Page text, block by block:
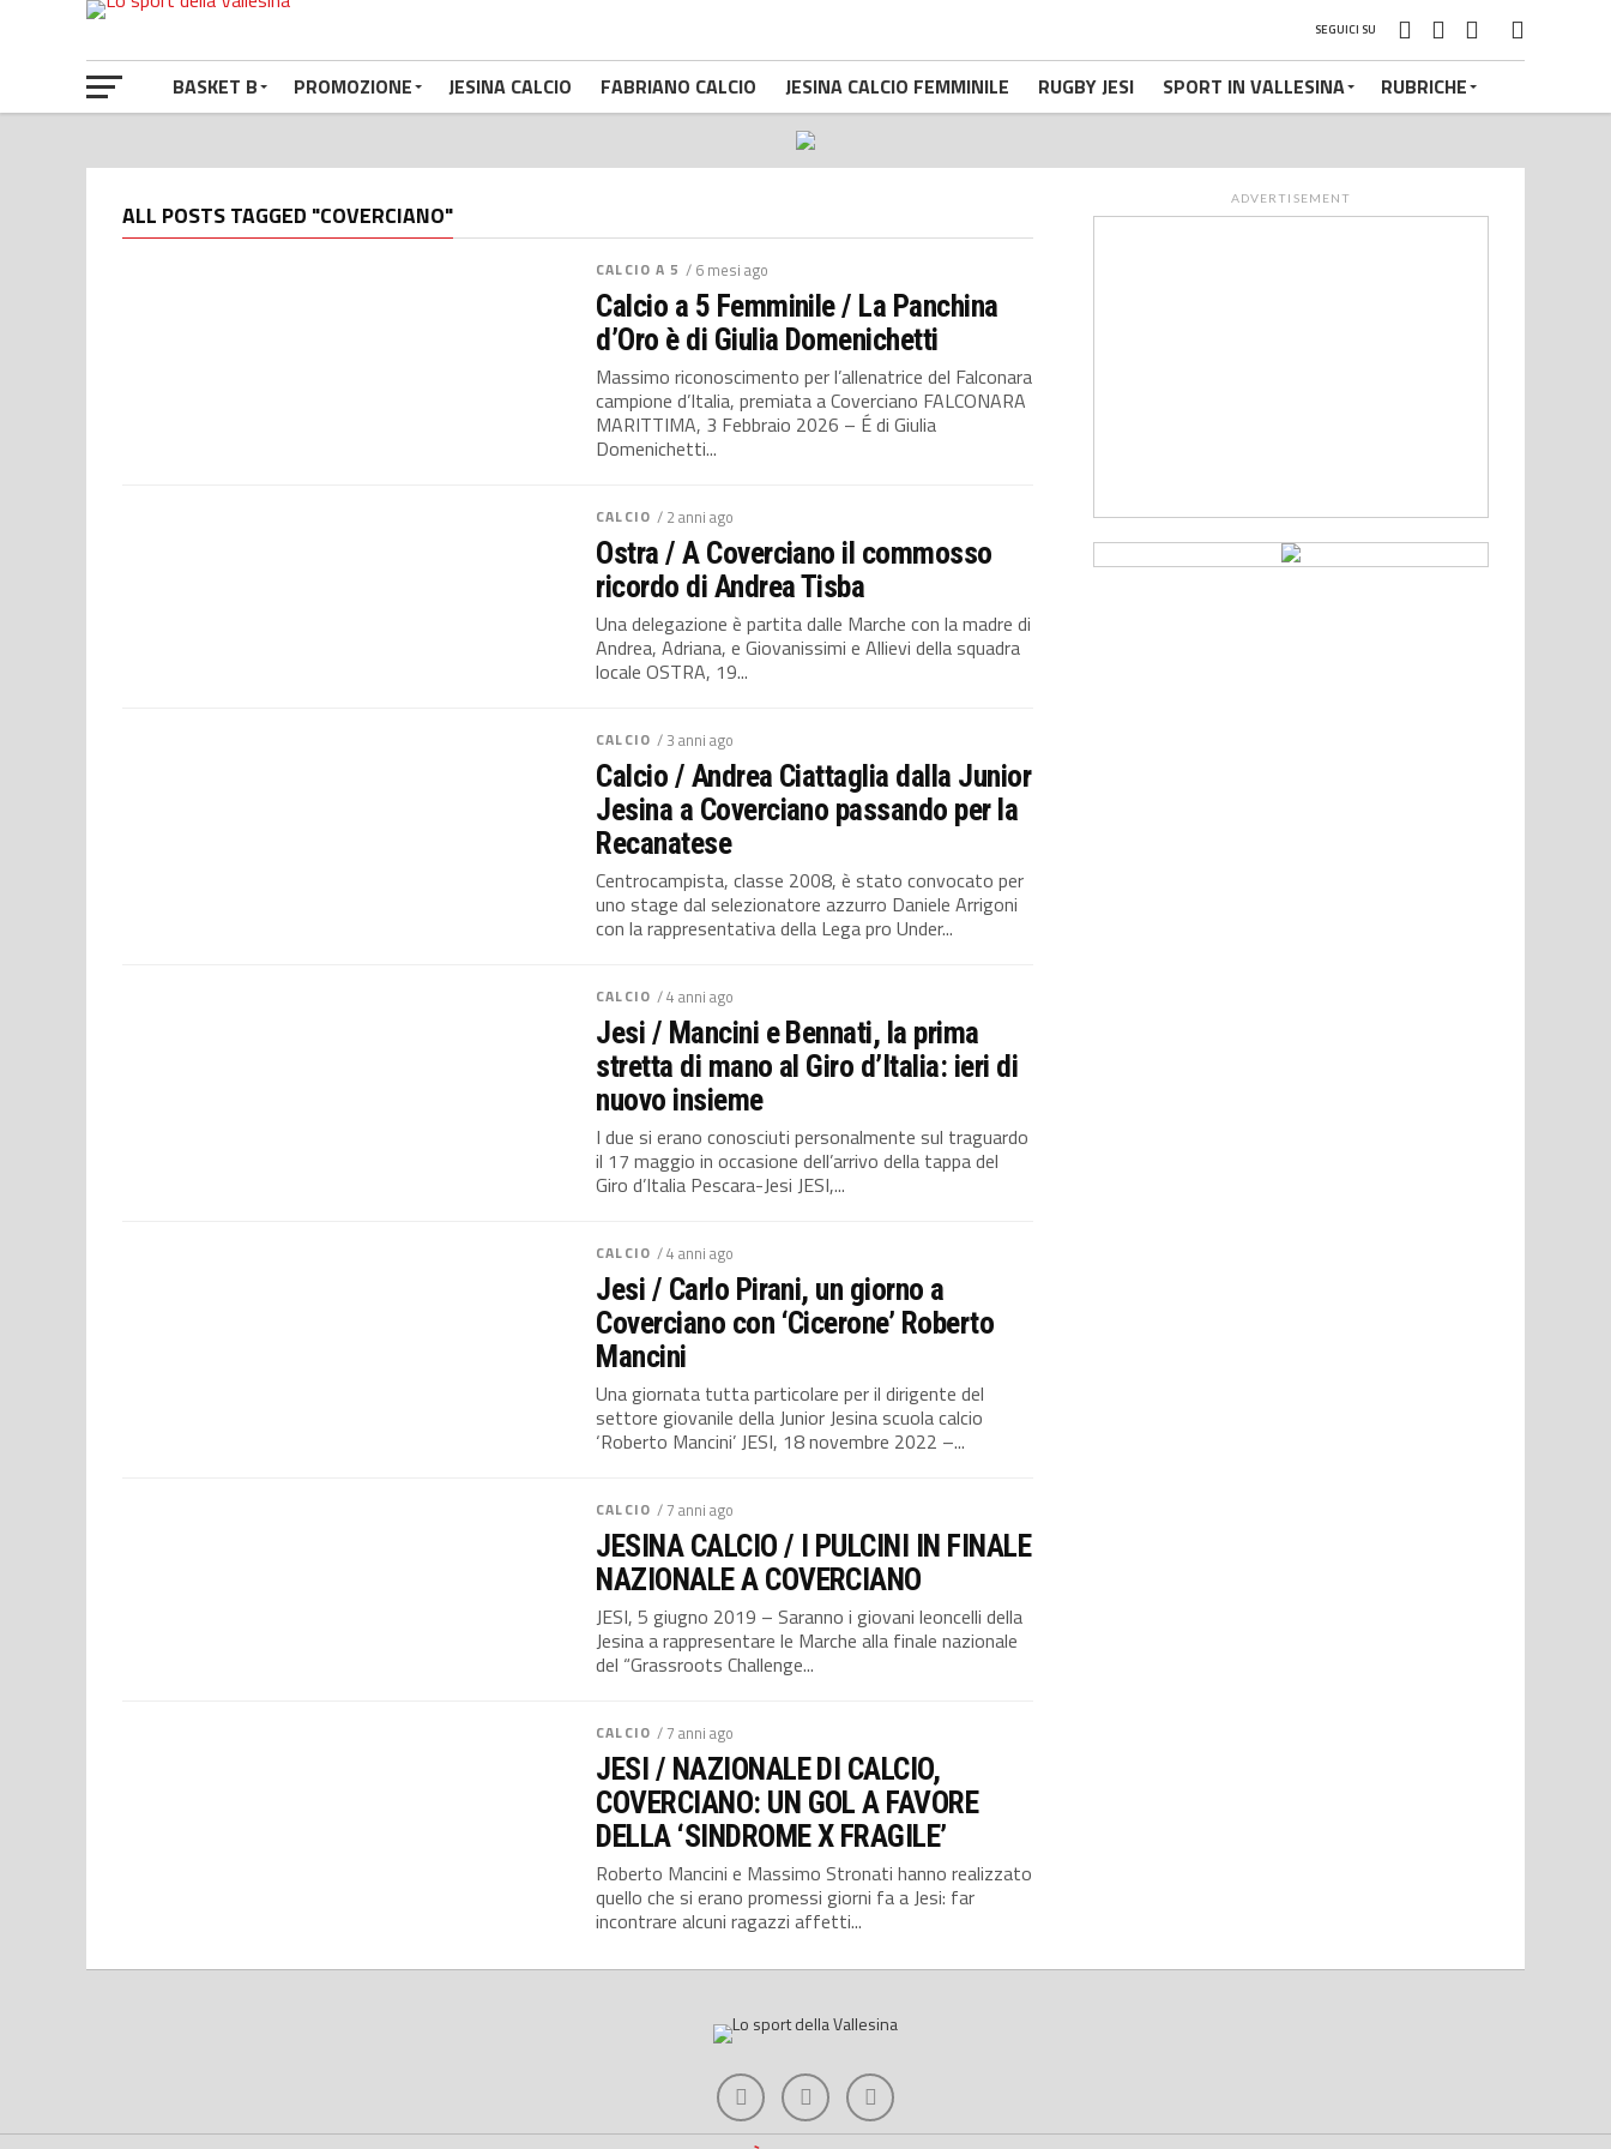
SEGUICI SU
BASKET B PROMOZIONE JESINA CALCIO FABRIANO CALCIO JESINA CALCIO FEMMINILE RUGBY JESI SPORT IN VALLESINA RUBRICHE
ALL POSTS TAGGED "COVERCIANO"
CALCIO A 5 / 6 mesi ago
Calcio a 5 Femminile / La Panchina
d’Oro è di Giulia Domenichetti
Massimo riconoscimento per l’allenatrice del Falconara
campione d’Italia, premiata a Coverciano FALCONARA
MARITTIMA, 3 Febbraio 2026 – É di Giulia
Domenichetti...
CALCIO / 2 anni ago
Ostra / A Coverciano il commosso
ricordo di Andrea Tisba
Una delegazione è partita dalle Marche con la madre di
Andrea, Adriana, e Giovanissimi e Allievi della squadra
locale OSTRA, 19...
CALCIO / 3 anni ago
Calcio / Andrea Ciattaglia dalla Junior
Jesina a Coverciano passando per la
Recanatese
Centrocampista, classe 2008, è stato convocato per
uno stage dal selezionatore azzurro Daniele Arrigoni
con la rappresentativa della Lega pro Under...
CALCIO / 4 anni ago
Jesi / Mancini e Bennati, la prima
stretta di mano al Giro d’Italia: ieri di
nuovo insieme
I due si erano conosciuti personalmente sul traguardo
il 17 maggio in occasione dell’arrivo della tappa del
Giro d’Italia Pescara-Jesi JESI,...
CALCIO / 4 anni ago
Jesi / Carlo Pirani, un giorno a
Coverciano con ‘Cicerone’ Roberto
Mancini
Una giornata tutta particolare per il dirigente del
settore giovanile della Junior Jesina scuola calcio
‘Roberto Mancini’ JESI, 18 novembre 2022 –...
CALCIO / 7 anni ago
JESINA CALCIO / I PULCINI IN FINALE
NAZIONALE A COVERCIANO
JESI, 5 giugno 2019 – Saranno i giovani leoncelli della
Jesina a rappresentare le Marche alla finale nazionale
del “Grassroots Challenge...
CALCIO / 7 anni ago
JESI / NAZIONALE DI CALCIO,
COVERCIANO: UN GOL A FAVORE
DELLA ‘SINDROME X FRAGILE’
Roberto Mancini e Massimo Stronati hanno realizzato
quello che si erano promessi giorni fa a Jesi: far
incontrare alcuni ragazzi affetti...
ADVERTISEMENT